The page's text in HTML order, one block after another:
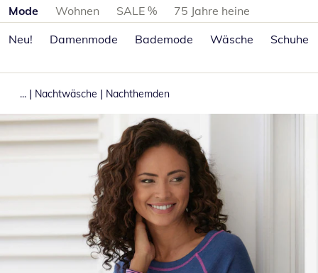
Produktkategorien überspringen
Mode Wohnen SALE %
75 Jahre heine
Neu!
Damenmode Bademode Wäsche Schuhe
... | Nachtwäsche | Nachthemden